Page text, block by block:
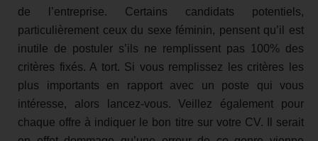
de l’entreprise. Certains candidats potentiels,
particulièrement ceux du sexe féminin, pensent qu’il est
inutile de postuler s’ils ne remplissent pas 100% des
critères fixés. A tort. Si vous remplissez les critères les
plus importants en rapport avec un poste qui vous
intéresse, alors lancez-vous. Veillez également pour
chaque offre à indiquer le bon titre sur votre CV. Il serait